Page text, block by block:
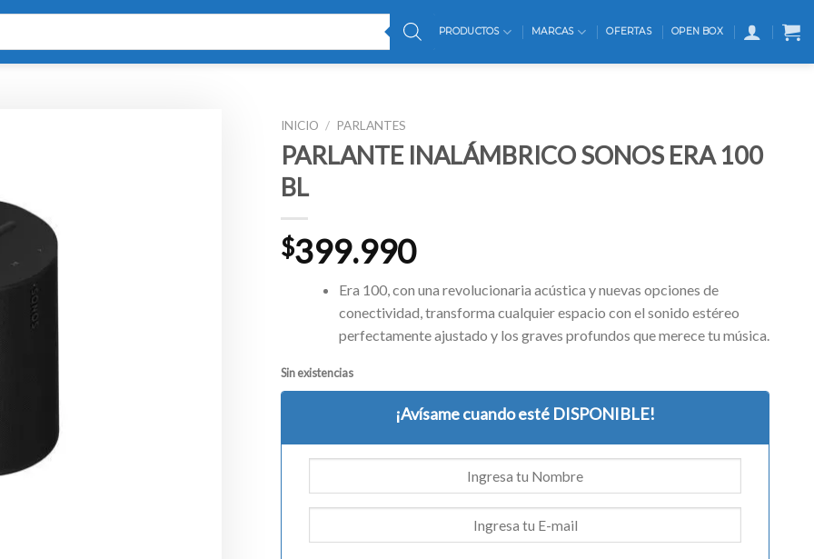
PRODUCTOS MARCAS OFERTAS OPEN BOX
INICIO / PARLANTES
PARLANTE INALÁMBRICO SONOS ERA 100
BL
$399.990
Era 100, con una revolucionaria acústica y nuevas opciones de
conectividad, transforma cualquier espacio con el sonido estéreo
perfectamente ajustado y los graves profundos que merece tu música.
Sin existencias
¡Avísame cuando esté DISPONIBLE!